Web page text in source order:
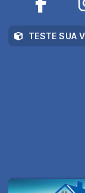
TESTE SUA